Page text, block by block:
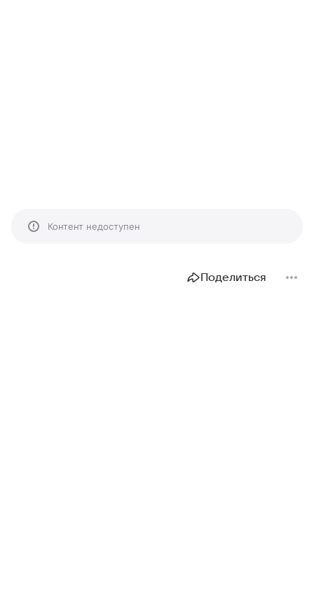
Контент недоступен
Поделиться